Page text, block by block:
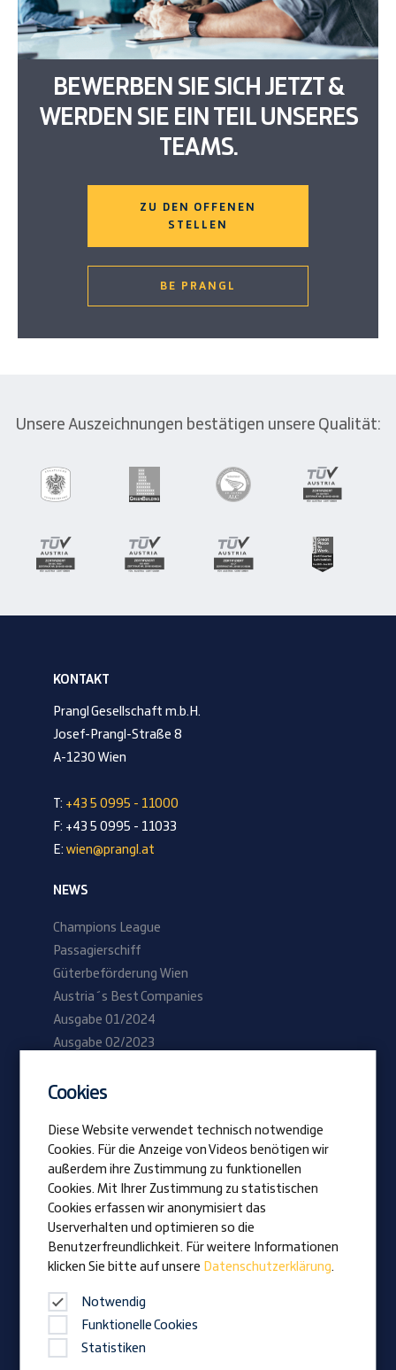
BEWERBEN SIE SICH JETZT &
WERDEN SIE EIN TEIL UNSERES
TEAMS.
ZU DEN OFFENEN
STELLEN
BE PRANGL
Unsere Auszeichnungen bestätigen unsere Qualität:
KONTAKT
Prangl Gesellschaft m.b.H.
Josef-Prangl-Straße 8
A-1230 Wien
T: +43 5 0995 - 11000
F: +43 5 0995 - 11033
E: wien@prangl.at
NEWS
Champions League
Passagierschiff
Güterbeförderung Wien
Austria´s Best Companies
Ausgabe 01/2024
Ausgabe 02/2023
Be Prangl
Lehrlinge
Auszeichnungen
Familienunternehmen
News
Firmenmagazin
Cookies
Diese Website verwendet technisch notwendige
Cookies. Für die Anzeige von Videos benötigen wir
außerdem ihre Zustimmung zu funktionellen
Cookies. Mit Ihrer Zustimmung zu statistischen
Cookies erfassen wir anonymisiert das
Userverhalten und optimieren so die
Benutzerfreundlichkeit. Für weitere Informationen
klicken Sie bitte auf unsere Datenschutzerklärung.
Notwendig
Funktionelle Cookies
Statistiken